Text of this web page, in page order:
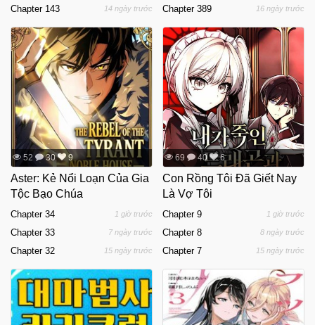
Chapter 143 14 ngày trước Chapter 389 16 ngày trước
52 30 9
Aster: Kẻ Nổi Loạn Của Gia
Tộc Bạo Chúa
Chapter 34 1 giờ trước
Chapter 33 7 ngày trước
Chapter 32 15 ngày trước
69 40 6
Con Rồng Tôi Đã Giết Nay
Là Vợ Tôi
Chapter 9 1 giờ trước
Chapter 8 8 ngày trước
Chapter 7 15 ngày trước